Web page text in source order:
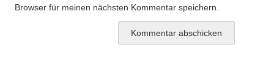
Browser für meinen nächsten Kommentar speichern.